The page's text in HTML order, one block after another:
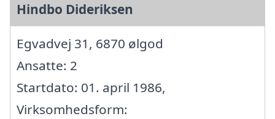
Hindbo Dideriksen
Egvadvej 31, 6870 ølgod
Ansatte: 2
Startdato: 01. april 1986,
Virksomhedsform: